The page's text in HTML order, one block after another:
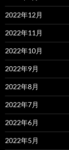
2022年12月
2022年11月
2022年10月
2022年9月
2022年8月
2022年7月
2022年6月
2022年5月